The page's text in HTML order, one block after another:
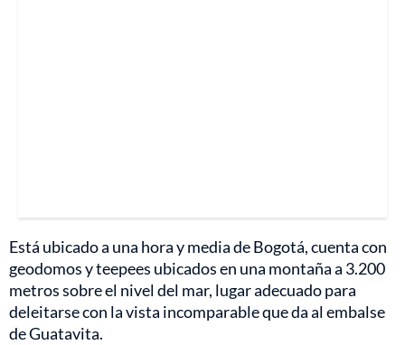
Está ubicado a una hora y media de Bogotá, cuenta con
geodomos y teepees ubicados en una montaña a 3.200
metros sobre el nivel del mar, lugar adecuado para
deleitarse con la vista incomparable que da al embalse
de Guatavita.